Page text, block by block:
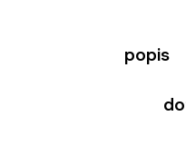
popis